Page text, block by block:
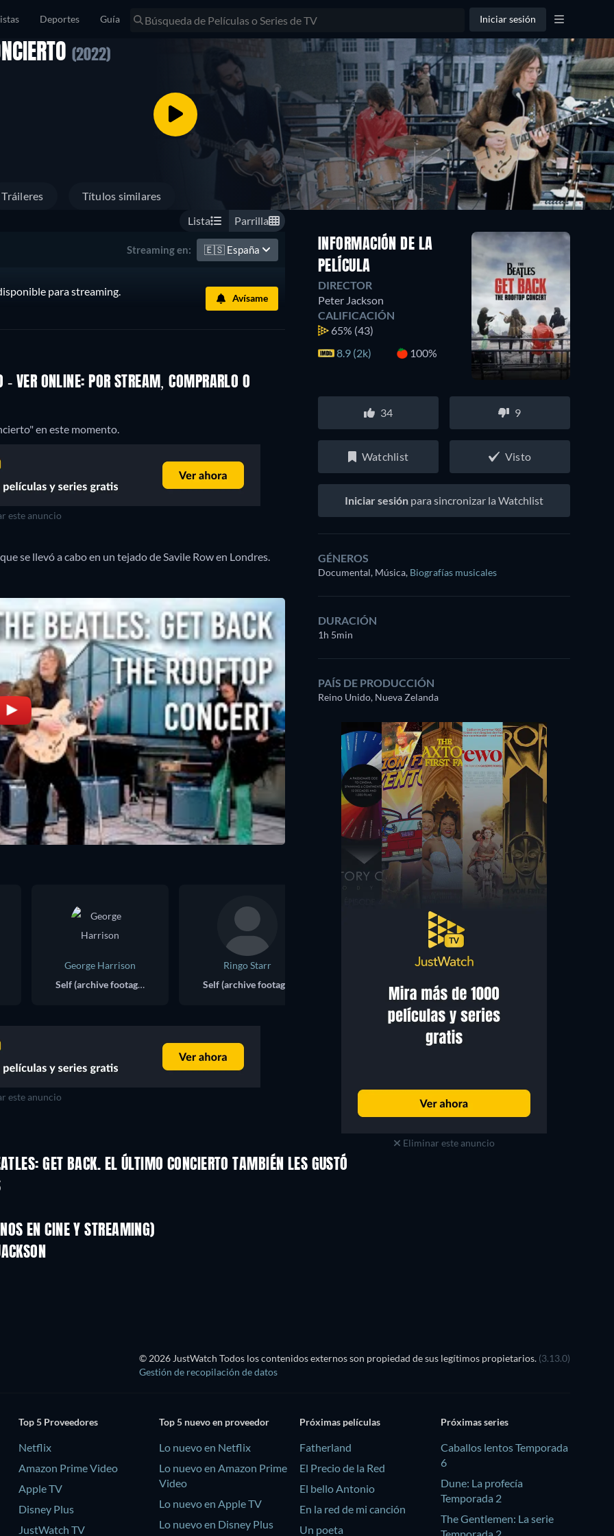
Deportes Guía Iniciar sesión
(2022)
Tráileres
Títulos similares
Lista
Parrilla
Streaming en: 🇪🇸 España
para streaming.
Avísame
- VER ONLINE: POR STREAM, COMPRARLO O
en este momento.
este anuncio
se llevó a cabo en un tejado de Savile Row en Londres.
INFORMACIÓN DE LA
PELÍCULA
DIRECTOR
Peter Jackson
CALIFICACIÓN
65% (43)
8.9 (2k)
100%
34 9
Watchlist Visto
Iniciar sesión para sincronizar la Watchlist
GÉNEROS
Documental, Música, Biografías musicales
DURACIÓN
1h 5min
PAÍS DE PRODUCCIÓN
Reino Unido, Nueva Zelanda
Eliminar este anuncio
George Harrison
Self (archive footage)
Ringo Starr
Billy Preston
Self (archive footage)
este anuncio
GET BACK. EL ÚLTIMO CONCIERTO TAMBIÉN LES GUSTÓ
EN CINE Y STREAMING)
© 2026 JustWatch Todos los contenidos externos son propiedad de sus legítimos propietarios. (3.13.0)
Gestión de recopilación de datos
Top 5 Proveedores
Netflix
Amazon Prime Video
Apple TV
Disney Plus
JustWatch TV
Top 5 nuevo en proveedor
Lo nuevo en Netflix
Lo nuevo en Amazon Prime
Video
Lo nuevo en Apple TV
Lo nuevo en Disney Plus
Próximas películas
Fatherland
El Precio de la Red
El bello Antonio
En la red de mi canción
Un poeta
Próximas series
Caballos lentos Temporada
6
Dune: La profecía
Temporada 2
The Gentlemen: La serie
Temporada 2